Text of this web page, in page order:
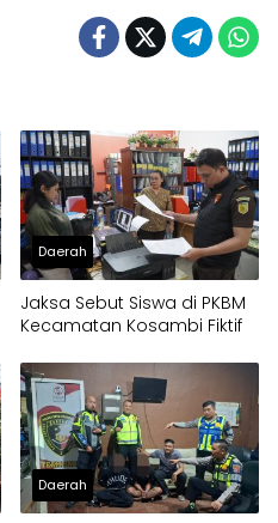
Daerah
Jaksa Sebut Siswa di PKBM
Kecamatan Kosambi Fiktif
Daerah